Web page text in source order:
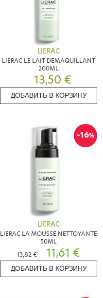
LIERAC
LIERAC LE LAIT DEMAQUILLANT
200ML
13,50 €
ДОБАВИТЬ В КОРЗИНУ
-16%
LIERAC
LIERAC LA MOUSSE NETTOYANTE
50ML
13,82 €
11,61 €
ДОБАВИТЬ В КОРЗИНУ